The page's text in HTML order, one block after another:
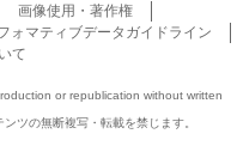
画像使用・著作権
ォマティブデータガイドライン
て
or republication without written
ツの無断複写・転載を禁じます。